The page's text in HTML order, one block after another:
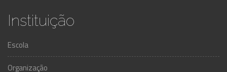
Instituição
Escola
Organização